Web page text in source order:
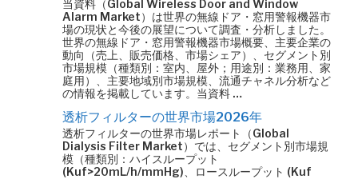
当資料（Global Wireless Door and Window
Alarm Market）は世界の無線ドア・窓用警報機器市
場の現状と今後の展望について調査・分析しました。
世界の無線ドア・窓用警報機器市場概要、主要企業の
動向（売上、販売価格、市場シェア）、セグメント別
市場規模（種類別：室内、屋外；用途別：業務用、家
庭用）、主要地域別市場規模、流通チャネル分析など
の情報を掲載しています。当資料 …
透析フィルターの世界市場2026年
透析フィルターの世界市場レポート（Global
Dialysis Filter Market）では、セグメント別市場規
模（種類別：ハイスループット
(Kuf>20mL/h/mmHg)、ロースループット (Kuf